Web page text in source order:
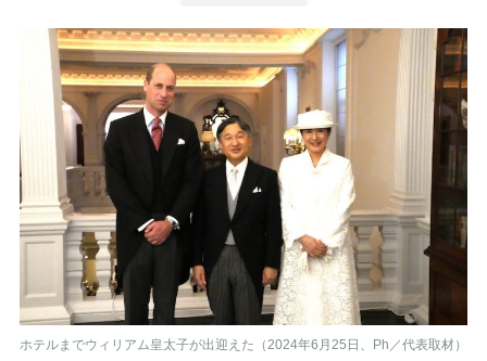
ホテルまでウィリアム皇太子が出迎えた（2024年6月25日、Ph／代表取材）